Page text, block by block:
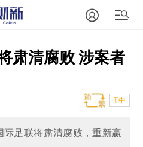
肃清腐败 涉案者
T中
足联将肃清腐败，重新赢